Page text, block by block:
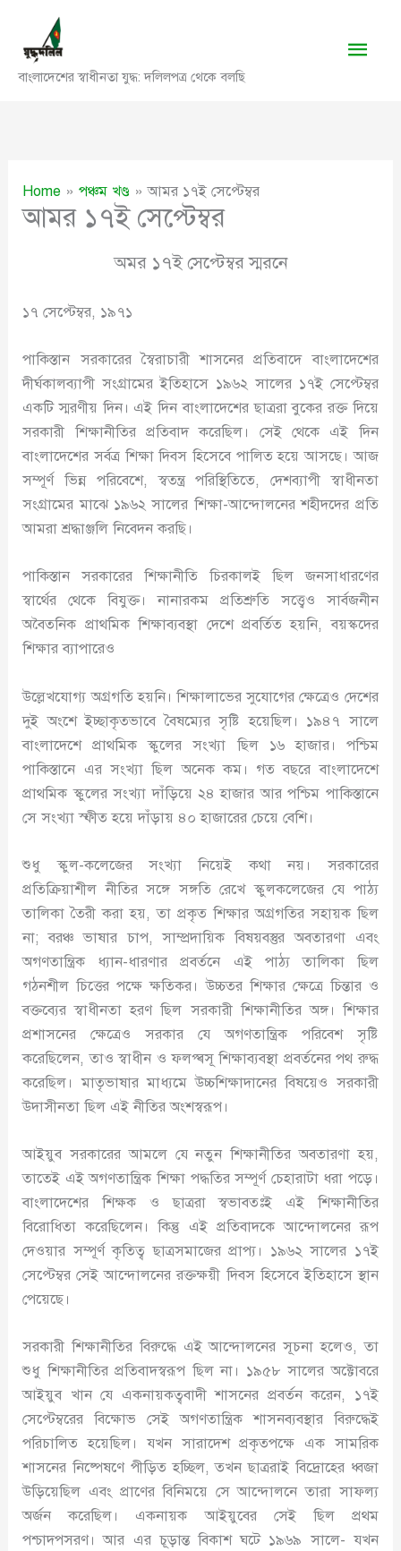
content
বাংলাদেশের স্বাধীনতা যুদ্ধ: দলিলপত্র থেকে বলছি
Main
Home পঞ্চম খণ্ড আমর ১৭ই সেপ্টেম্বর
আমর ১৭ই সেপ্টেম্বর
অমর ১৭ই সেপ্টেম্বর স্মরনে
১৭ সেপ্টেম্বর, ১৯৭১
পাকিস্তান সরকারের স্বৈরাচারী শাসনের প্রতিবাদে বাংলাদেশের
দীর্ঘকালব্যাপী সংগ্রামের ইতিহাসে ১৯৬২ সালের ১৭ই সেপ্টেম্বর
একটি স্মরণীয় দিন। এই দিন বাংলাদেশের ছাত্ররা বুকের রক্ত দিয়ে
সরকারী শিক্ষানীতির প্রতিবাদ করেছিল। সেই থেকে এই দিন
বাংলাদেশের সর্বত্র শিক্ষা দিবস হিসেবে পালিত হয়ে আসছে। আজ
সম্পূর্ণ ভিন্ন পরিবেশে, স্বতন্ত্র পরিস্থিতিতে, দেশব্যাপী স্বাধীনতা
সংগ্রামের মাঝে ১৯৬২ সালের শিক্ষা-আন্দোলনের শহীদদের প্রতি
আমরা শ্রদ্ধাঞ্জলি নিবেদন করছি।
পাকিস্তান সরকারের শিক্ষানীতি চিরকালই ছিল জনসাধারণের
স্বার্থের থেকে বিযুক্ত। নানারকম প্রতিশ্রুতি সত্ত্বেও সার্বজনীন
অবৈতনিক প্রাথমিক শিক্ষাব্যবস্থা দেশে প্রবর্তিত হয়নি, বয়স্কদের
শিক্ষার ব্যাপারেও
উল্লেখযোগ্য অগ্রগতি হয়নি। শিক্ষালাভের সুযোগের ক্ষেত্রেও দেশের
দুই অংশে ইচ্ছাকৃতভাবে বৈষম্যের সৃষ্টি হয়েছিল। ১৯৪৭ সালে
বাংলাদেশে প্রাথমিক স্কুলের সংখ্যা ছিল ১৬ হাজার। পশ্চিম
পাকিস্তানে এর সংখ্যা ছিল অনেক কম। গত বছরে বাংলাদেশে
প্রাথমিক স্কুলের সংখ্যা দাঁড়িয়ে ২৪ হাজার আর পশ্চিম পাকিস্তানে
সে সংখ্যা স্ফীত হয়ে দাঁড়ায় ৪০ হাজারের চেয়ে বেশি।
শুধু স্কুল-কলেজের সংখ্যা নিয়েই কথা নয়। সরকারের
প্রতিক্রিয়াশীল নীতির সঙ্গে সঙ্গতি রেখে স্কুলকলেজের যে পাঠ্য
তালিকা তৈরী করা হয়, তা প্রকৃত শিক্ষার অগ্রগতির সহায়ক ছিল
না; বরঞ্চ ভাষার চাপ, সাম্প্রদায়িক বিষয়বস্তুর অবতারণা এবং
অগণতান্ত্রিক ধ্যান-ধারণার প্রবর্তনে এই পাঠ্য তালিকা ছিল
গঠনশীল চিত্তের পক্ষে ক্ষতিকর। উচ্চতর শিক্ষার ক্ষেত্রে চিন্তার ও
বক্তব্যের স্বাধীনতা হরণ ছিল সরকারী শিক্ষানীতির অঙ্গ। শিক্ষার
প্রশাসনের ক্ষেত্রেও সরকার যে অগণতান্ত্রিক পরিবেশ সৃষ্টি
করেছিলেন, তাও স্বাধীন ও ফলপ্ৰসূ শিক্ষাব্যবস্থা প্রবর্তনের পথ রুদ্ধ
করেছিল। মাতৃভাষার মাধ্যমে উচ্চশিক্ষাদানের বিষয়েও সরকারী
উদাসীনতা ছিল এই নীতির অংশস্বরূপ।
আইয়ুব সরকারের আমলে যে নতুন শিক্ষানীতির অবতারণা হয়,
তাতেই এই অগণতান্ত্রিক শিক্ষা পদ্ধতির সম্পূর্ণ চেহারাটা ধরা পড়ে।
বাংলাদেশের শিক্ষক ও ছাত্ররা স্বভাবতঃই এই শিক্ষানীতির
বিরোধিতা করেছিলেন। কিন্তু এই প্রতিবাদকে আন্দোলনের রূপ
দেওয়ার সম্পূর্ণ কৃতিত্ব ছাত্রসমাজের প্রাপ্য। ১৯৬২ সালের ১৭ই
সেপ্টেম্বর সেই আন্দোলনের রক্তক্ষয়ী দিবস হিসেবে ইতিহাসে স্থান
পেয়েছে।
সরকারী শিক্ষানীতির বিরুদ্ধে এই আন্দোলনের সূচনা হলেও, তা
শুধু শিক্ষানীতির প্রতিবাদস্বরূপ ছিল না। ১৯৫৮ সালের অক্টোবরে
আইয়ুব খান যে একনায়কত্ববাদী শাসনের প্রবর্তন করেন, ১৭ই
সেপ্টেম্বরের বিক্ষোভ সেই অগণতান্ত্রিক শাসনব্যবস্থার বিরুদ্ধেই
পরিচালিত হয়েছিল। যখন সারাদেশ প্রকৃতপক্ষে এক সামরিক
শাসনের নিষ্পেষণে পীড়িত হচ্ছিল, তখন ছাত্ররাই বিদ্রোহের ধ্বজা
উড়িয়েছিল এবং প্রাণের বিনিময়ে সে আন্দোলনে তারা সাফল্য
অর্জন করেছিল। একনায়ক আইয়ুবের সেই ছিল প্রথম
পশ্চাদপসরণ। আর এর চূড়ান্ত বিকাশ ঘটে ১৯৬৯ সালে- যখন